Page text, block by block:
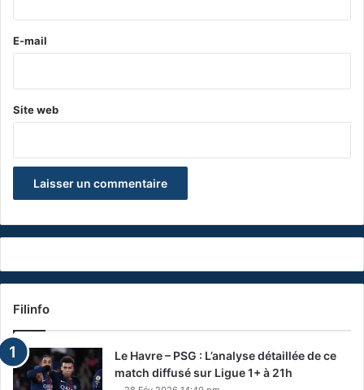
e
E-mail
Site web
Filinfo
Le Havre – PSG : L’analyse détaillée de ce
match diffusé sur Ligue 1+ à 21h